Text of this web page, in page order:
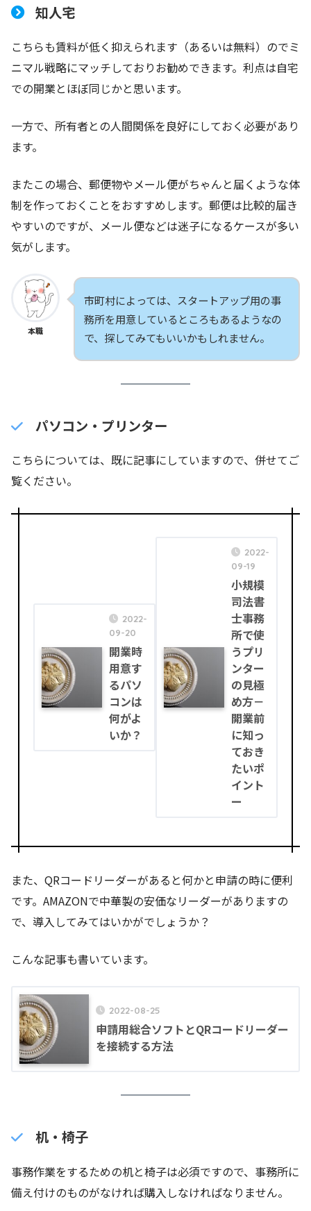
知人宅
こちらも賃料が低く抑えられます（あるいは無料）のでミ
ニマル戦略にマッチしておりお勧めできます。利点は自宅
での開業とほぼ同じかと思います。
一方で、所有者との人間関係を良好にしておく必要があり
ます。
またこの場合、郵便物やメール便がちゃんと届くような体
制を作っておくことをおすすめします。郵便は比較的届き
やすいのですが、メール便などは迷子になるケースが多い
気がします。
本職
市町村によっては、スタートアップ用の事
務所を用意しているところもあるようなの
で、探してみてもいいかもしれません。
パソコン・プリンター
こちらについては、既に記事にしていますので、併せてご
覧ください。
2022-
09-20
開業時
用意す
るパソ
コンは
何がよ
いか？
2022-
09-19
小規模
司法書
士事務
所で使
うプリ
ンター
の見極
め方－
開業前
に知っ
ておき
たいポ
イント
ー
また、QRコードリーダーがあると何かと申請の時に便利
です。AMAZONで中華製の安価なリーダーがありますの
で、導入してみてはいかがでしょうか？
こんな記事も書いています。
2022-08-25
申請用総合ソフトとQRコードリーダー
を接続する方法
机・椅子
事務作業をするための机と椅子は必須ですので、事務所に
備え付けのものがなければ購入しなければなりません。